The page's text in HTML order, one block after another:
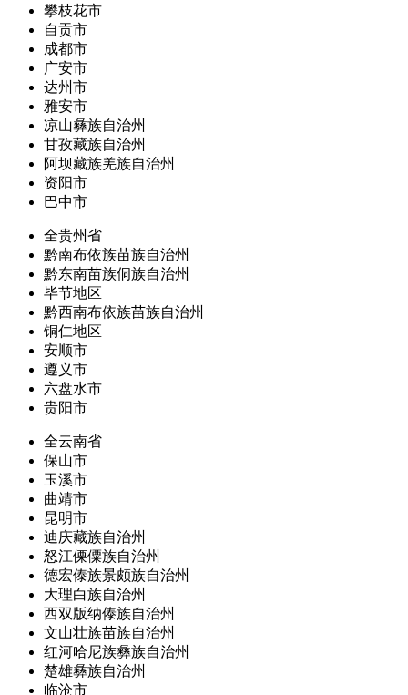
攀枝花市
自贡市
成都市
广安市
达州市
雅安市
凉山彝族自治州
甘孜藏族自治州
阿坝藏族羌族自治州
资阳市
巴中市
全贵州省
黔南布依族苗族自治州
黔东南苗族侗族自治州
毕节地区
黔西南布依族苗族自治州
铜仁地区
安顺市
遵义市
六盘水市
贵阳市
全云南省
保山市
玉溪市
曲靖市
昆明市
迪庆藏族自治州
怒江傈僳族自治州
德宏傣族景颇族自治州
大理白族自治州
西双版纳傣族自治州
文山壮族苗族自治州
红河哈尼族彝族自治州
楚雄彝族自治州
临沧市